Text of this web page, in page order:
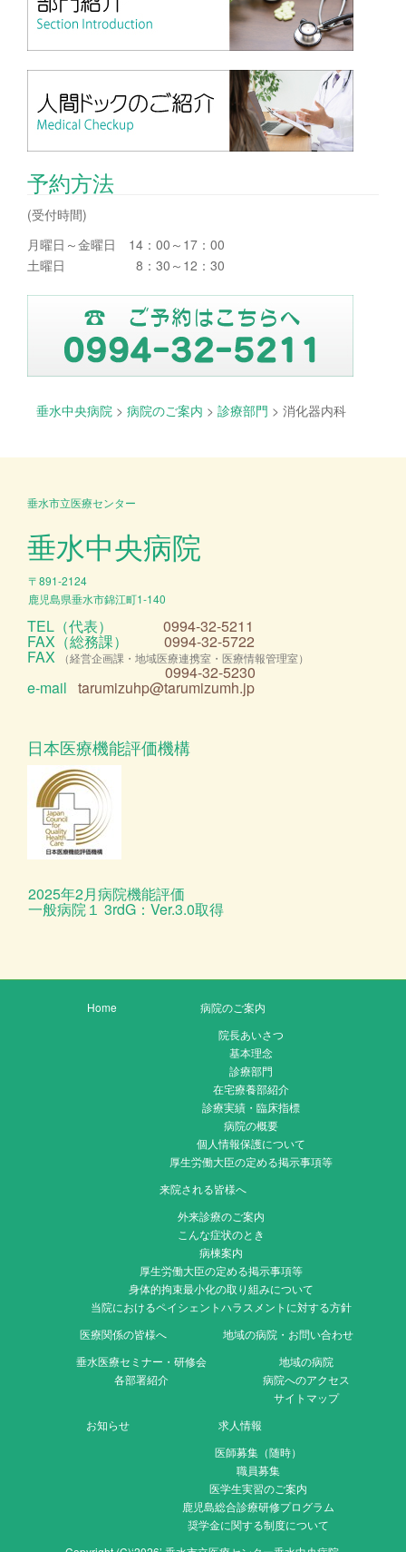
予約方法
(受付時間)
月曜日～金曜日 14：00～17：00
土曜日 8：30～12：30
垂水中央病院 > 病院のご案内 > 診療部門 > 消化器内科
垂水市立医療センター
垂水中央病院
〒891-2124
鹿児島県垂水市錦江町1-140
TEL（代表） 0994-32-5211
FAX（総務課） 0994-32-5722
FAX （経営企画課・地域医療連携室・医療情報管理室）
0994-32-5230
e-mail tarumizuhp@tarumizumh.jp
日本医療機能評価機構
2025年2月病院機能評価
一般病院１ 3rdG：Ver.3.0取得
Home
病院のご案内
院長あいさつ
基本理念
診療部門
在宅療養部紹介
診療実績・臨床指標
病院の概要
個人情報保護について
厚生労働大臣の定める掲示事項等
来院される皆様へ
外来診療のご案内
こんな症状のとき
病棟案内
厚生労働大臣の定める掲示事項等
身体的拘束最小化の取り組みについて
当院におけるペイシェントハラスメントに対する方針
医療関係の皆様へ
垂水医療セミナー・研修会
各部署紹介
地域の病院・お問い合わせ
地域の病院
病院へのアクセス
サイトマップ
お知らせ
求人情報
医師募集（随時）
職員募集
医学生実習のご案内
鹿児島総合診療研修プログラム
奨学金に関する制度について